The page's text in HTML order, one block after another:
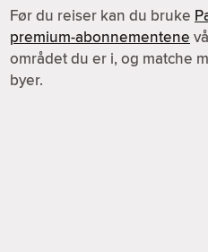
Før du reiser kan du bruke
premium-abonnementene
området du er i, og matche
byer.